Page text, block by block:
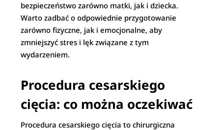
bezpieczeństwo zarówno matki, jak i dziecka.
Warto zadbać o odpowiednie przygotowanie
zarówno fizyczne, jak i emocjonalne, aby
zmniejszyć stres i lęk związane z tym
wydarzeniem.
Procedura cesarskiego
cięcia: co można oczekiwać
Procedura cesarskiego cięcia to chirurgiczna